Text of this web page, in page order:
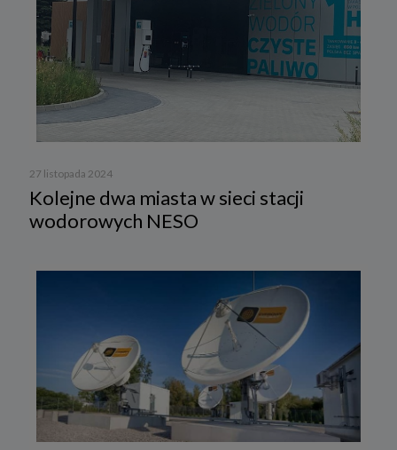
27 listopada 2024
Kolejne dwa miasta w sieci stacji
wodorowych NESO